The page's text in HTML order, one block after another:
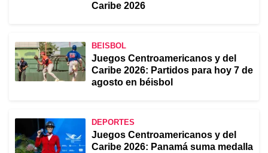
Caribe 2026
BEISBOL
Juegos Centroamericanos y del
Caribe 2026: Partidos para hoy 7 de
agosto en béisbol
DEPORTES
Juegos Centroamericanos y del
Caribe 2026: Panamá suma medalla